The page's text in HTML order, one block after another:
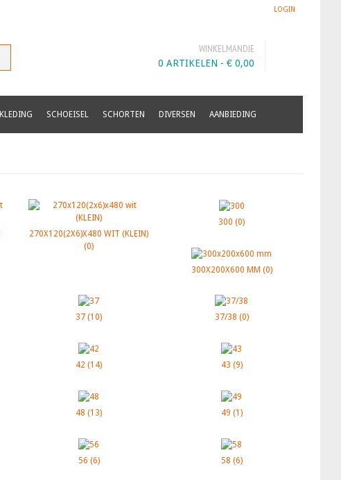
LOGIN
WINKELMANDJE
0 ARTIKELEN - €0,00
KLEDING SCHOEISEL SCHORTEN DIVERSEN AANBIEDING
270X120(2X6)X480 WIT (KLEIN)
(0)
300(0)
300X200X600 MM (0)
37(10) 37/38 (0)
42(14) 43 (9)
48(13) 49 (1)
56 (6) 58 (6)